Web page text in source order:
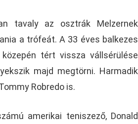
tavaly az osztrák Melzernek
a trófeát. A 33 éves balkezes
tért vissza vállsérülése
majd megtörni. Harmadik
Robredo is.
amerikai teniszező, Donald